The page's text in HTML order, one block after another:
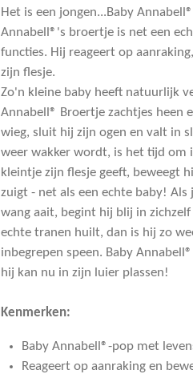
Het is een jongen...Baby
Annabell®'s broertje is net een
functies. Hij reageert op
zijn flesje.
Zo'n kleine baby heeft natuurlijk
Annabell® Broertje zachtjes heen
wieg, sluit hij zijn ogen en valt in
weer wakker wordt, is het tijd om
kleintje zijn flesje geeft, beweegt
zuigt - net als een echte baby!
wang aait, begint hij blij in
echte tranen huilt, dan is hij zo
inbegrepen speen. Baby
hij kan nu in zijn luier plassen!
Kenmerken:
Baby Annabell®-pop met
Reageert op aanraking en